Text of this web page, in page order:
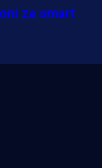
za smart